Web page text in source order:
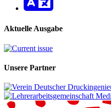
Aktuelle Ausgabe
Unsere Partner